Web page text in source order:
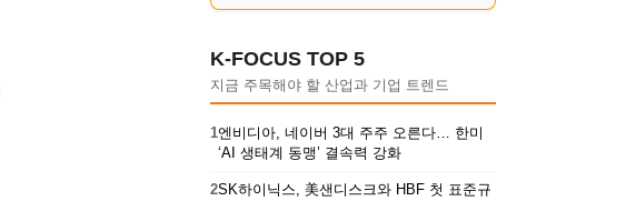
K-FOCUS TOP 5
지금 주목해야 할 산업과 기업 트렌드
1엔비디아, 네이버 3대 주주 오른다… 한미
‘AI 생태계 동맹’ 결속력 강화
2SK하이닉스, 美샌디스크와 HBF 첫 표준규